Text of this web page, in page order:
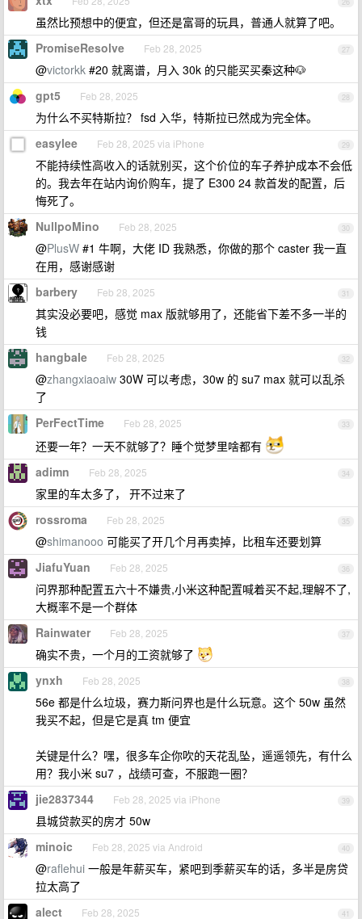
虽然比预想中的便宜，但还是富哥的玩具，普通人就算了吧。
27
PromiseResolve Feb 28, 2025
@victorkk #20 就离谱，月入 30k 的只能买买秦这种🐶
28
gpt5 Feb 28, 2025
为什么不买特斯拉？ fsd 入华，特斯拉已然成为完全体。
29
easylee Feb 28, 2025 via iPhone
不能持续性高收入的话就别买，这个价位的车子养护成本不会低
的。我去年在站内询价购车，提了 E300 24 款首发的配置，后
悔死了。
30
NullpoMino Feb 28, 2025
@PlusW #1 牛啊，大佬 ID 我熟悉，你做的那个 caster 我一直
在用，感谢感谢
31
barbery Feb 28, 2025
其实没必要吧，感觉 max 版就够用了，还能省下差不多一半的
钱
32
hangbale Feb 28, 2025
@zhangxiaoaiw 30W 可以考虑，30w 的 su7 max 就可以乱杀
了
33
PerFectTime Feb 28, 2025
还要一年？一天不就够了？睡个觉梦里啥都有
34
adimn Feb 28, 2025
家里的车太多了， 开不过来了
35
rossroma Feb 28, 2025
@shimanooo 可能买了开几个月再卖掉，比租车还要划算
36
JiafuYuan Feb 28, 2025
问界那种配置五六十不嫌贵,小米这种配置喊着买不起,理解不了,
大概率不是一个群体
37
Rainwater Feb 28, 2025
确实不贵，一个月的工资就够了
38
ynxh Feb 28, 2025
56e 都是什么垃圾，赛力斯问界也是什么玩意。这个 50w 虽然
我买不起，但是它是真 tm 便宜
关键是什么？嘿，很多车企你吹的天花乱坠，遥遥领先，有什么
用？我小米 su7 ，战绩可查，不服跑一圈？
39
jie2837344 Feb 28, 2025 via iPhone
县城贷款买的房才 50w
40
minoic Feb 28, 2025 via Android
@raflehui 一般是年薪买车，紧吧到季薪买车的话，多半是房贷
拉太高了
41
alect Feb 28, 2025